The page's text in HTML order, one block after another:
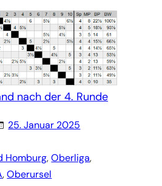
nach der 4. Runde
25. Januar 2025
Homburg, Oberliga,
, Oberursel